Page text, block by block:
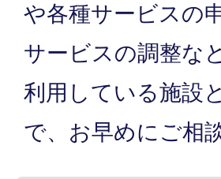
や各種サービスの
サービスの調整な
利用している施設
で、お早めにご相